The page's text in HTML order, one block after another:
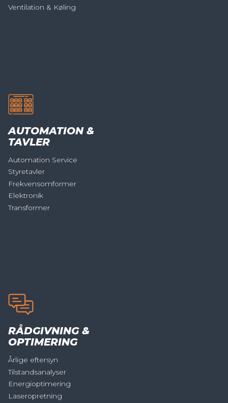
Ventilation & Køling
AUTOMATION &
TAVLER
Automation Service
Styretavler
Frekvensomformer
Elektronik
Transformer
RÅDGIVNING &
OPTIMERING
Årlige eftersyn
Tilstandsanalyser
Energioptimering
Laseropretning